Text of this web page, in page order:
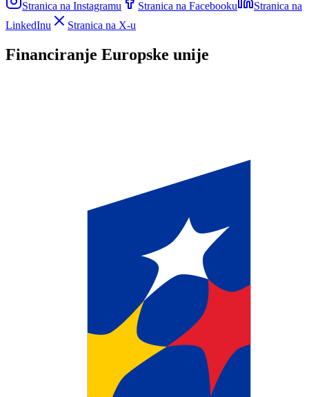
Stranica na Instagramu
Stranica na Facebooku
Stranica na
LinkedInu
Stranica na X-u
Financiranje Europske unije